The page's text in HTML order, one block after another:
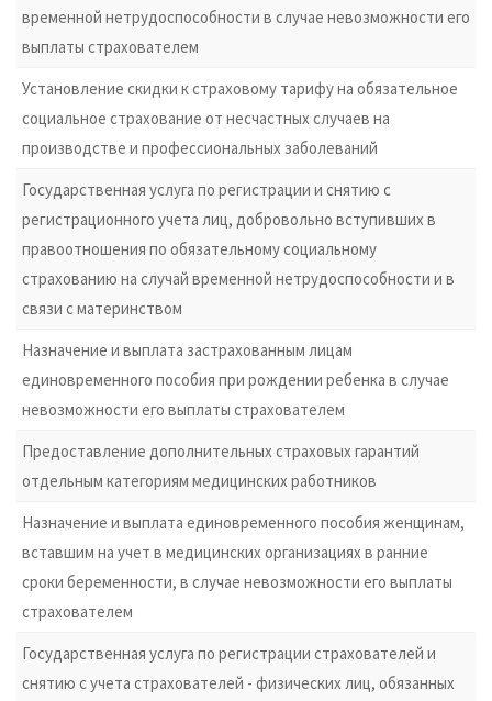
временной нетрудоспособности в случае невозможности его
выплаты страхователем
Установление скидки к страховому тарифу на обязательное
социальное страхование от несчастных случаев на
производстве и профессиональных заболеваний
Государственная услуга по регистрации и снятию с
регистрационного учета лиц, добровольно вступивших в
правоотношения по обязательному социальному
страхованию на случай временной нетрудоспособности и в
связи с материнством
Назначение и выплата застрахованным лицам
единовременного пособия при рождении ребенка в случае
невозможности его выплаты страхователем
Предоставление дополнительных страховых гарантий
отдельным категориям медицинских работников
Назначение и выплата единовременного пособия женщинам,
вставшим на учет в медицинских организациях в ранние
сроки беременности, в случае невозможности его выплаты
страхователем
Государственная услуга по регистрации страхователей и
снятию с учета страхователей - физических лиц, обязанных